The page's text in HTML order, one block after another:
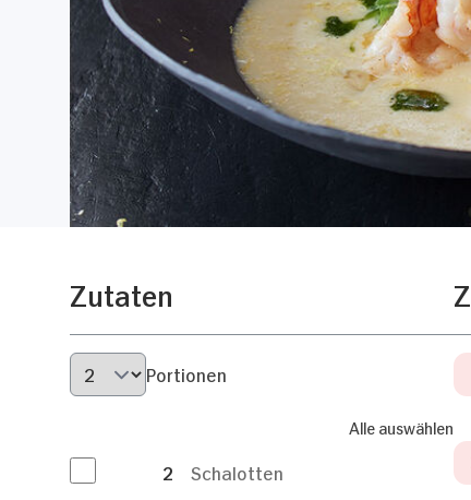
Zutaten
Portionen
Alle auswählen
2
Schalotten